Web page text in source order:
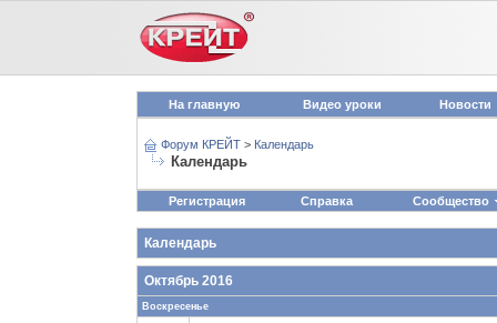
На главную Видео уроки Новости
Форум КРЕЙТ > Календарь
Календарь
Регистрация Справка Сообщество
Календарь
Октябрь 2016
Воскресенье